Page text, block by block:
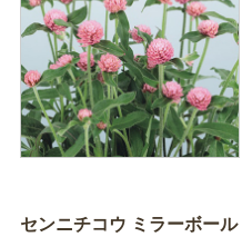
センニチコウ ミラーボール